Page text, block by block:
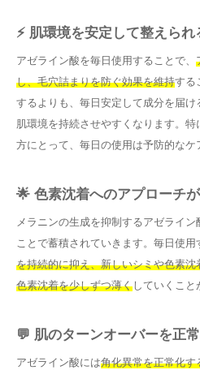
⚡ 肌環境を安定して整えられ
アゼライン酸を毎日使用することで、
し、毛穴詰まりを防ぐ効果を維持する
するよりも、毎日安定して成分を届
肌環境を持続させやすくなります。
方にとって、毎日の使用は予防的なケ
🌟 色素沈着へのアプローチ
メラニンの生成を抑制するアゼライ
ことで蓄積されていきます。毎日使用
を持続的に抑え、新しいシミや色素
色素沈着を少しずつ薄く していくこと
💬 肌のターンオーバーを正
アゼライン酸には角化異常を正常化す